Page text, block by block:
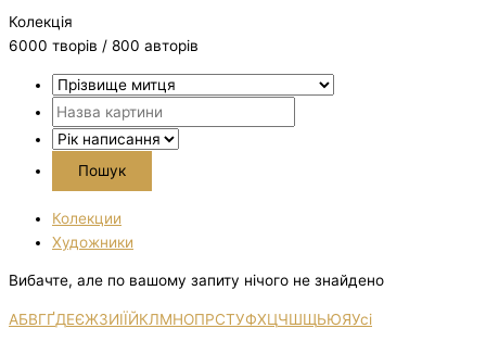
Колекція
6000 творiв / 800 авторів
Колекции
Художники
Вибачте, але по вашому запиту нічого не знайдено
АБВГҐДЕЄЖЗИІЇЙКЛМНОПРСТУФХЦЧШЩЬЮЯУсі